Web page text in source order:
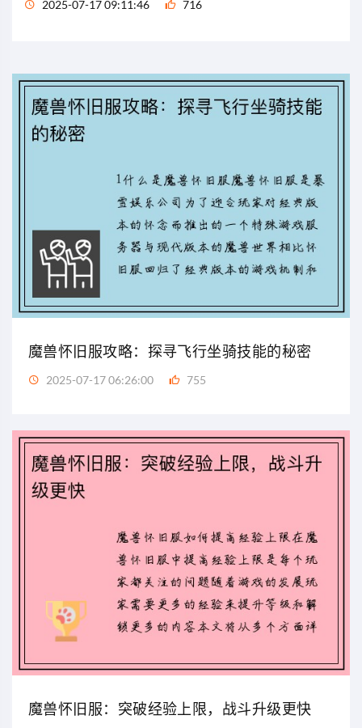
2025-07-17 09:11:46 716
魔兽怀旧服攻略：探寻飞行坐骑技能的秘密
2025-07-17 06:26:00 755
魔兽怀旧服：突破经验上限，战斗升级更快